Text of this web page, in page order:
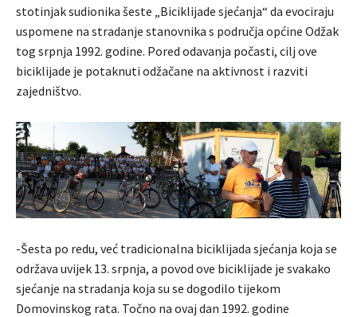
stotinjak sudionika šeste „Biciklijade sjećanja“ da evociraju
uspomene na stradanje stanovnika s područja općine Odžak
tog srpnja 1992. godine. Pored odavanja počasti, cilj ove
biciklijade je potaknuti odžačane na aktivnost i razviti
zajedništvo.
-Šesta po redu, već tradicionalna biciklijada sjećanja koja se
održava uvijek 13. srpnja, a povod ove biciklijade je svakako
sjećanje na stradanja koja su se dogodilo tijekom
Domovinskog rata. Točno na ovaj dan 1992. godine